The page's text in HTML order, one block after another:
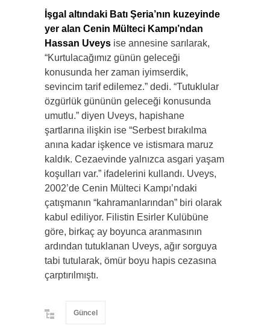
İşgal altındaki Batı Şeria’nın kuzeyinde
yer alan Cenin Mülteci Kampı’ndan
Hassan Uveys ise annesine sarılarak,
“Kurtulacağımız günün geleceği
konusunda her zaman iyimserdik,
sevincim tarif edilemez.” dedi. “Tutuklular
özgürlük gününün geleceği konusunda
umutlu.” diyen Uveys, hapishane
şartlarına ilişkin ise “Serbest bırakılma
anına kadar işkence ve istismara maruz
kaldık. Cezaevinde yalnızca asgari yaşam
koşulları var.” ifadelerini kullandı. Uveys,
2002’de Cenin Mülteci Kampı’ndaki
çatışmanın “kahramanlarından” biri olarak
kabul ediliyor. Filistin Esirler Kulübüne
göre, birkaç ay boyunca aranmasının
ardından tutuklanan Uveys, ağır sorguya
tabi tutularak, ömür boyu hapis cezasına
çarptırılmıştı.
Güncel